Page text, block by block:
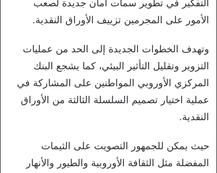
التفكير في تطوير سمات أمان جديدة لصعب
الأمور على المجرمين تزييف الأوراق النقدية.
وتهدف الخطوات الجديدة إلى الحد من عمليات
التزوير وتقليل التأثير البيئي، كما يشجع البنك
المركزي الأوروبي المواطنين على المشاركة في
عملية اختيار تصميم السلسلة الثالثة من الأوراق
النقدية.
حيث يمكن للجمهور التصويت على الثيمات
المفضلة مثل الثقافة الأوروبية والطيور والأنهار